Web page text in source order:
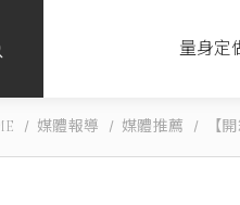
量身定
媒體報導 媒體推薦 【